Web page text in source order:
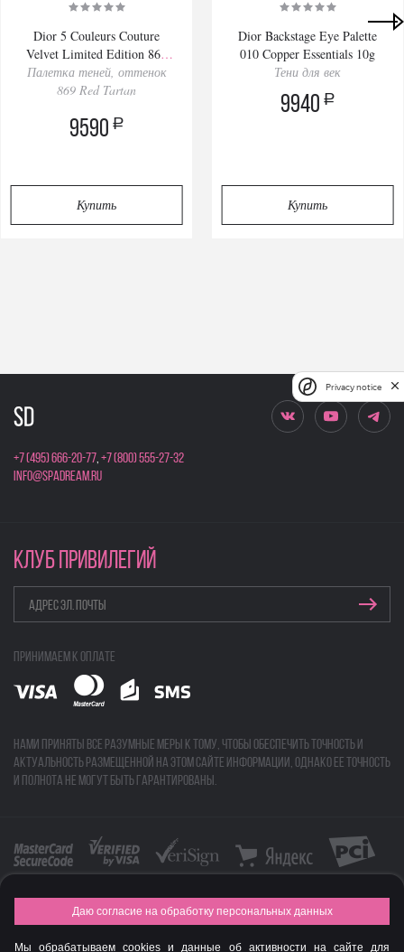
Dior 5 Couleurs Couture
Velvet Limited Edition 869
Red Tartan 7g
Палетка теней, оттенок
869 Red Tartan
9590 a
Купить
Dior Backstage Eye Palette
010 Copper Essentials 10g
Тени для век
9940 a
Купить
+7 (495) 666-20-77,+7 (800) 555-27-32
info@spadream.ru
КЛУБ ПРИВИЛЕГИЙ
Принимаем к оплате
Нами приняты все разумные меры к тому, чтобы обеспечить точность и
актуальность размещенной на этом сайте информации, однако ее точность
и полнота не могут быть гарантированы.
FASHION NEW YEAR AWARDS 2015
Privacy notice
Даю согласие на обработку персональных данных
Мы обрабатываем cookies и данные об активности на сайте для